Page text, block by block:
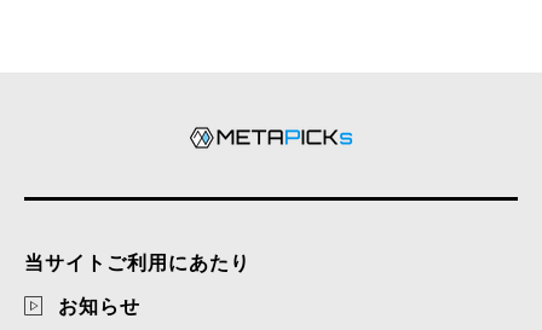
当サイトご利用にあたり
お知らせ